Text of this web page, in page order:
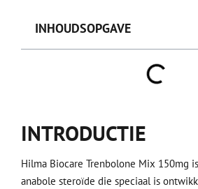
INHOUDSOPGAVE
INTRODUCTIE
Hilma Biocare Trenbolone Mix 150mg
anabole steroïde die speciaal is